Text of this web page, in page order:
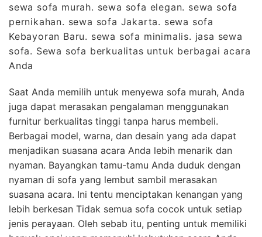
sewa sofa murah. sewa sofa elegan. sewa sofa
pernikahan. sewa sofa Jakarta. sewa sofa
Kebayoran Baru. sewa sofa minimalis. jasa sewa
sofa. Sewa sofa berkualitas untuk berbagai acara
Anda
Saat Anda memilih untuk menyewa sofa murah, Anda
juga dapat merasakan pengalaman menggunakan
furnitur berkualitas tinggi tanpa harus membeli.
Berbagai model, warna, dan desain yang ada dapat
menjadikan suasana acara Anda lebih menarik dan
nyaman. Bayangkan tamu-tamu Anda duduk dengan
nyaman di sofa yang lembut sambil merasakan
suasana acara. Ini tentu menciptakan kenangan yang
lebih berkesan Tidak semua sofa cocok untuk setiap
jenis perayaan. Oleh sebab itu, penting untuk memiliki